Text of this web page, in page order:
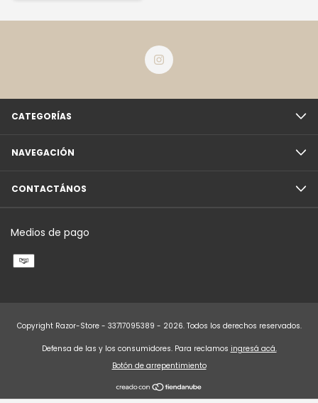
CATEGORÍAS
NAVEGACIÓN
CONTACTÁNOS
Medios de pago
Copyright Razor-Store - 33717095389 - 2026. Todos los derechos reservados.
Defensa de las y los consumidores. Para reclamos ingresá acá.
Botón de arrepentimiento